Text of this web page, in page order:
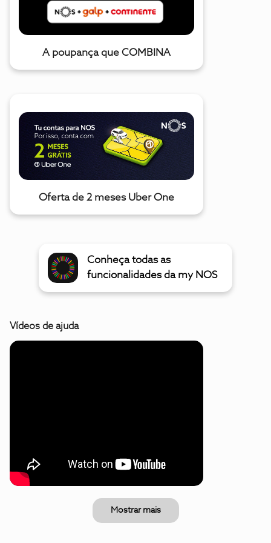
A poupança que COMBINA
Oferta de 2 meses Uber One
Conheça todas as
funcionalidades da my NOS
Vídeos de ajuda
Mostrar mais